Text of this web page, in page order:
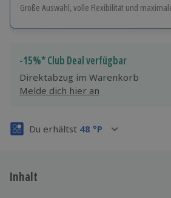
Große Auswahl, volle Flexibilität und
Jeder Gutschein für alle Erlebnisse
Maximale Sicherheit
3 Jahre gültig & verlängerbar.
-15%* Club Deal verfügbar
Direktabzug im Warenkorb
Melde dich hier an
Du erhältst 48 °P
Inhalt